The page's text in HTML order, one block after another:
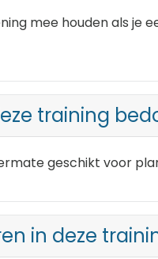
mee houden als je
training
geschikt voor
in deze